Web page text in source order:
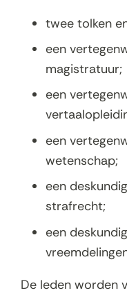
twee tolken
een
magistratuur;
een
een
wetenschap;
een
strafrecht;
een
De leden worden